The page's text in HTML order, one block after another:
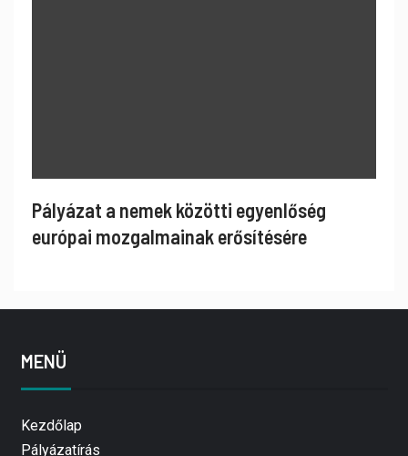
Pályázat a nemek közötti egyenlőség
európai mozgalmainak erősítésére
MENÜ
Kezdőlap
Pályázatírás